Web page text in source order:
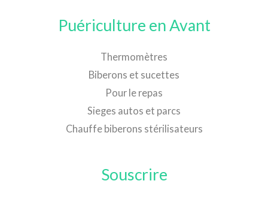
Puériculture en Avant
Thermomètres
Biberons et sucettes
Pour le repas
Sieges autos et parcs
Chauffe biberons stérilisateurs
Souscrire